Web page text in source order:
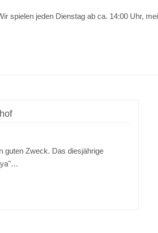
spielen jeden Dienstag ab ca. 14:00 Uhr,
guten Zweck. Das diesjährige